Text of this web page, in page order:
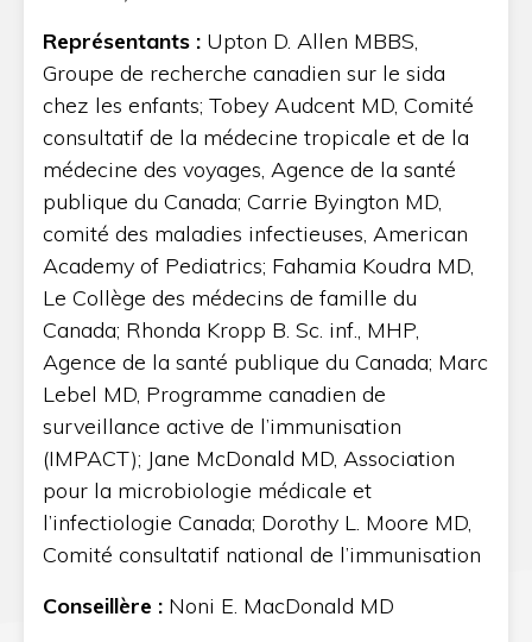
Représentants : Upton D. Allen MBBS,
Groupe de recherche canadien sur le sida
chez les enfants; Tobey Audcent MD, Comité
consultatif de la médecine tropicale et de la
médecine des voyages, Agence de la santé
publique du Canada; Carrie Byington MD,
comité des maladies infectieuses, American
Academy of Pediatrics; Fahamia Koudra MD,
Le Collège des médecins de famille du
Canada; Rhonda Kropp B. Sc. inf., MHP,
Agence de la santé publique du Canada; Marc
Lebel MD, Programme canadien de
surveillance active de l’immunisation
(IMPACT); Jane McDonald MD, Association
pour la microbiologie médicale et
l’infectiologie Canada; Dorothy L. Moore MD,
Comité consultatif national de l’immunisation
Conseillère : Noni E. MacDonald MD